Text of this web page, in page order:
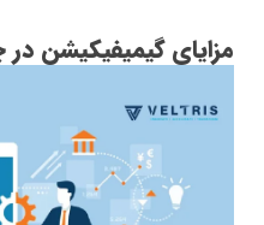
مزایای گیمیفیکیشن